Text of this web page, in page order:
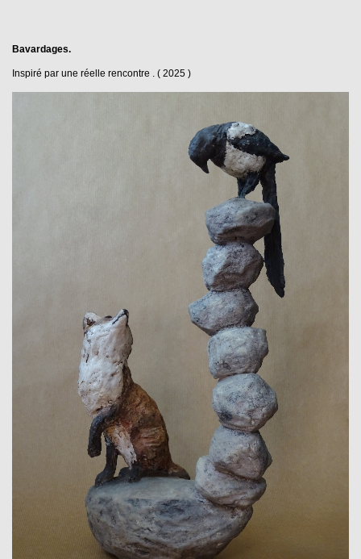
Bavardages.
Inspiré par une réelle rencontre . ( 2025 )